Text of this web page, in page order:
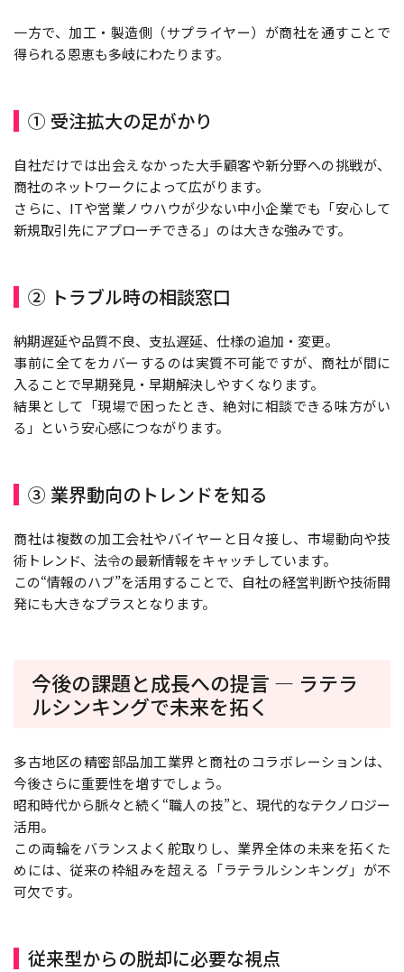
一方で、加工・製造側（サプライヤー）が商社を通すことで
得られる恩恵も多岐にわたります。
① 受注拡大の足がかり
自社だけでは出会えなかった大手顧客や新分野への挑戦が、
商社のネットワークによって広がります。
さらに、ITや営業ノウハウが少ない中小企業でも「安心して
新規取引先にアプローチできる」のは大きな強みです。
② トラブル時の相談窓口
納期遅延や品質不良、支払遅延、仕様の追加・変更――。
事前に全てをカバーするのは実質不可能ですが、商社が間に
入ることで早期発見・早期解決しやすくなります。
結果として「現場で困ったとき、絶対に相談できる味方がい
る」という安心感につながります。
③ 業界動向のトレンドを知る
商社は複数の加工会社やバイヤーと日々接し、市場動向や技
術トレンド、法令の最新情報をキャッチしています。
この“情報のハブ”を活用することで、自社の経営判断や技術開
発にも大きなプラスとなります。
今後の課題と成長への提言 ― ラテラ
ルシンキングで未来を拓く
多古地区の精密部品加工業界と商社のコラボレーションは、
今後さらに重要性を増すでしょう。
昭和時代から脈々と続く“職人の技”と、現代的なテクノロジー
活用。
この両輪をバランスよく舵取りし、業界全体の未来を拓くた
めには、従来の枠組みを超える「ラテラルシンキング」が不
可欠です。
従来型からの脱却に必要な視点